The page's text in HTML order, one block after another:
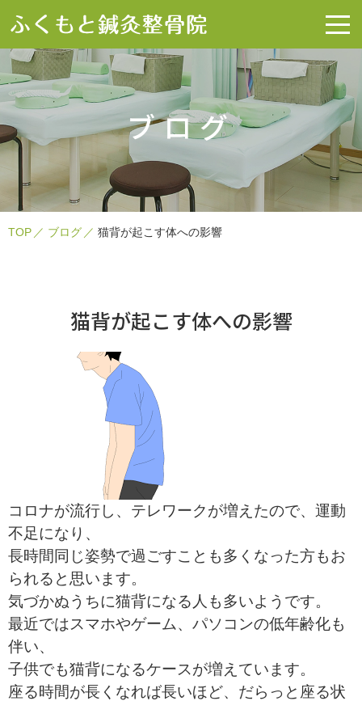
ブログ
TOP ブログ 猫背が起こす体への影響
猫背が起こす体への影響
コロナが流行し、テレワークが増えたので、運動
不足になり、
長時間同じ姿勢で過ごすことも多くなった方もお
られると思います。
気づかぬうちに猫背になる人も多いようです。
最近ではスマホやゲーム、パソコンの低年齢化も
伴い、
子供でも猫背になるケースが増えています。
座る時間が長くなれば長いほど、だらっと座る状